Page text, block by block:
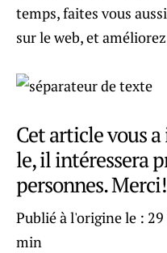
temps, faites vous
sur le web, et
Cet article vous
le, il intéressera
personnes. Merci!
Publié à l'origine le :
min